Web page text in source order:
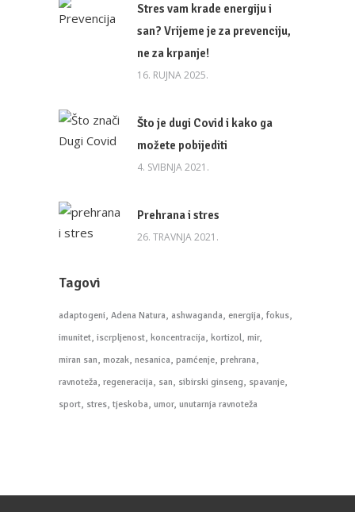
Stres vam krade energiju i
san? Vrijeme je za prevenciju,
ne za krpanje!
16. RUJNA 2025.
Što je dugi Covid i kako ga
možete pobijediti
4. SVIBNJA 2021.
Prehrana i stres
26. TRAVNJA 2021.
Tagovi
adaptogeni Adena Natura ashwaganda energija fokus
imunitet iscrpljenost koncentracija kortizol mir
miran san mozak nesanica pamćenje prehrana
ravnoteža regeneracija san sibirski ginseng spavanje
sport stres tjeskoba umor unutarnja ravnoteža